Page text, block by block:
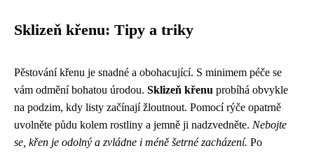
Sklizeň křenu: Tipy a triky
Pěstování křenu je snadné a obohacující. S minimem péče se
vám odmění bohatou úrodou. Sklizeň křenu probíhá obvykle
na podzim, kdy listy začínají žloutnout. Pomocí rýče opatrně
uvolněte půdu kolem rostliny a jemně ji nadzvedněte. Nebojte
se, křen je odolný a zvládne i méně šetrné zacházení. Po